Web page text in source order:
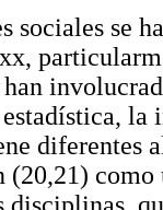
sociales se
diferentes
(20,21)